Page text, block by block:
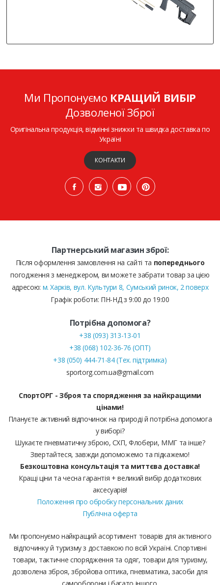
Ми Пропонуємо КРАЩИЙ ВИБІР
Дозволеної Зброї
Оригінальна продукція, відмінні знижки та швидка доставка по
Україні
КОНТАКТИ
Партнерський магазин зброї:
Після оформлення замовлення на сайті та попереднього
погодження з менеджером, ви можете забрати товар за цією
адресою: м. Харків, вул. Культури 8, Сумський ринок, 2 поверх
Графік роботи: ПН-НД з 9:00 до 19:00
Потрібна допомога?
+38 (093) 313-13-01
+38 (068) 102-36-76 (ОПТ)
+38 (050) 444-71-84 (Тех. підтримка)
sportorg.com.ua@gmail.com
СпортОРГ - Зброя та спорядження за найкращими
цінами!
Плануєте активний відпочинок на природі й потрібна допомога
у виборі?
Шукаєте пневматичну зброю, СХП, Флобери, ММГ та інше?
Звертайтеся, завжди допоможемо та підкажемо!
Безкоштовна консультація та миттєва доставка!
Кращі ціни та чесна гарантія + великий вибір додаткових
аксесуарів!
Положення про обробку персональних даних
Публічна оферта
Ми пропонуємо найкращий асортимент товарів для активного
відпочинку й туризму з доставкою по всій Україні. Спортивні
товари, тактичне спорядження та одяг, товари для туризму,
дозволена зброя, збройова оптика, пневматика, засоби для
самооборони і багато іншого.